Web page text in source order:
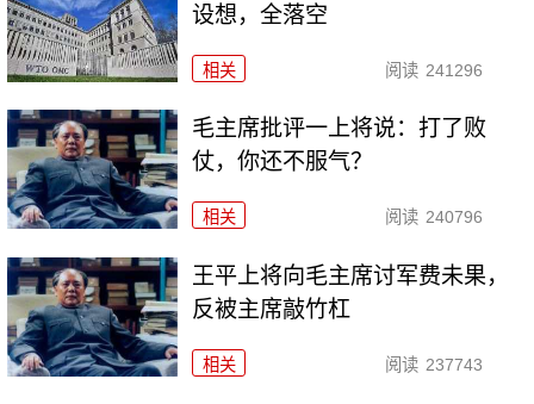
设想，全落空
相关 阅读 241296
毛主席批评一上将说：打了败
仗，你还不服气？
相关 阅读 240796
王平上将向毛主席讨军费未果，
反被主席敲竹杠
相关 阅读 237743